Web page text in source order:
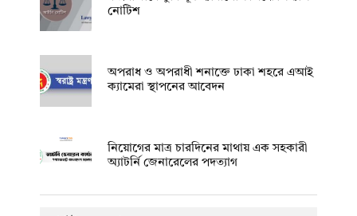
নোটিশ
অপরাধ ও অপরাধী শনাক্তে ঢাকা শহরে এআই
ক্যামেরা স্থাপনের আবেদন
নিয়োগের মাত্র চারদিনের মাথায় এক সহকারী
অ্যাটর্নি জেনারেলের পদত্যাগ